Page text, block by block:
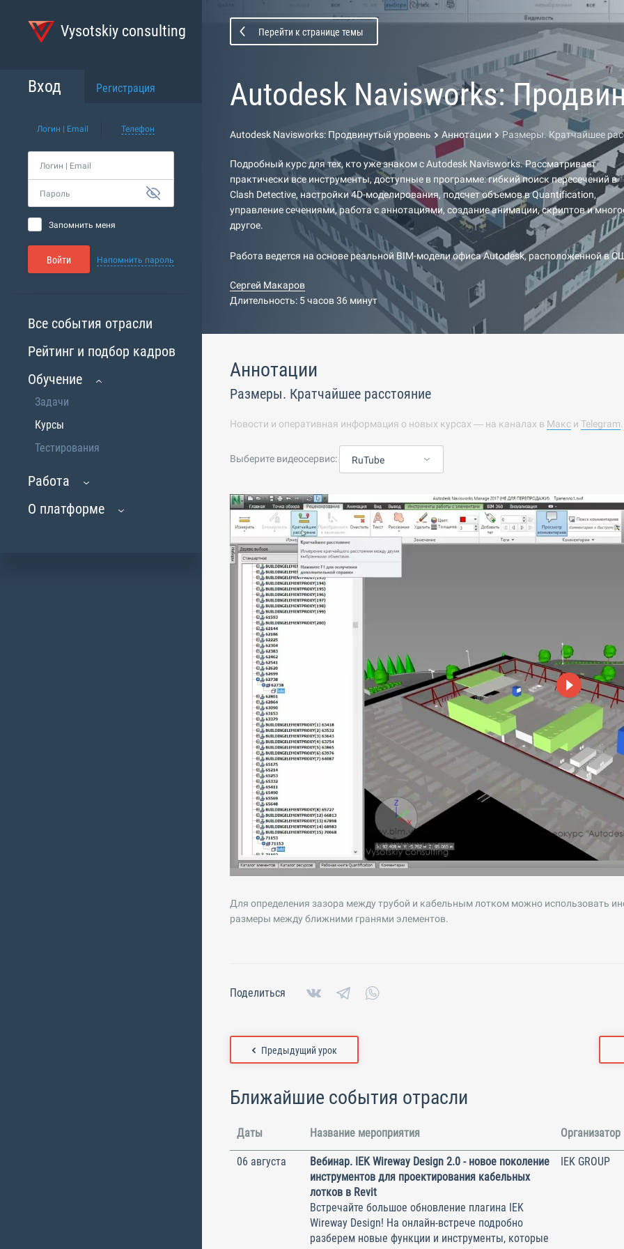
Vysotskiy consulting
Вход Регистрация
Логин | Email Телефон
Логин | Email
Пароль
Запомнить меня
Войти Напомнить пароль
Все события отрасли
Рейтинг и подбор кадров
Обучение
Задачи
Курсы
Тестирования
Работа
О платформе
Перейти к странице темы
Autodesk Navisworks:
Autodesk Navisworks: Продвинутый уровень Аннотации Размеры. Кратчайшее
Подробный курс для тех, кто уже знаком с Autodesk Navisworks. Рассматривает
практически все инструменты, доступные в программе: гибкий поиск пересечений в
Clash Detective, настройки 4D-моделирования, подсчет объемов в Quantification,
управление сечениями, работа с аннотациями, создание анимации, скриптов и
другое.
Работа ведется на основе реальной BIM-модели офиса Autodesk, расположенной в
Сергей Макаров
Длительность: 5 часов 36 минут
Аннотации
Размеры. Кратчайшее расстояние
Новости и оперативная информация о новых курсах — на каналах в Макс и Telegram
Выберите видеосервис: RuTube
Для определения зазора между трубой и кабельным лотком можно использовать
размеры между ближними гранями элементов.
Поделиться
Предыдущий урок
Ближайшие события отрасли
Даты Название мероприятия Организатор
06 августа
Вебинар. IEK Wireway Design 2.0 - новое поколение
инструментов для проектирования кабельных
лотков в Revit
Встречайте большое обновление плагина IEK
Wireway Design! На онлайн-встрече подробно
разберем новые функции и инструменты, которые
IEK GROUP